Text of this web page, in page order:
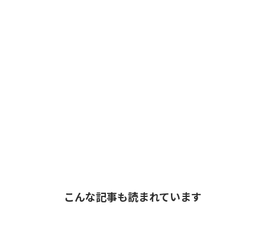
こんな記事も読まれています